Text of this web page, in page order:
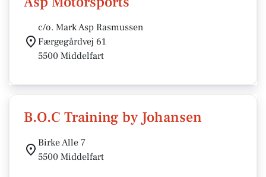
c/o. Mark Asp Rasmussen
Færgegårdvej 61
5500 Middelfart
B.O.C Training by Johansen
Birke Alle 7
5500 Middelfart